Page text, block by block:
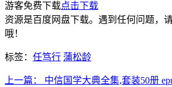
游客免费下载点击下载
资源是百度网盘下载。遇到任何问题，
哦！
标签： 任笃行 蒲松龄
上一篇：
中信国学大典全集,套装50册